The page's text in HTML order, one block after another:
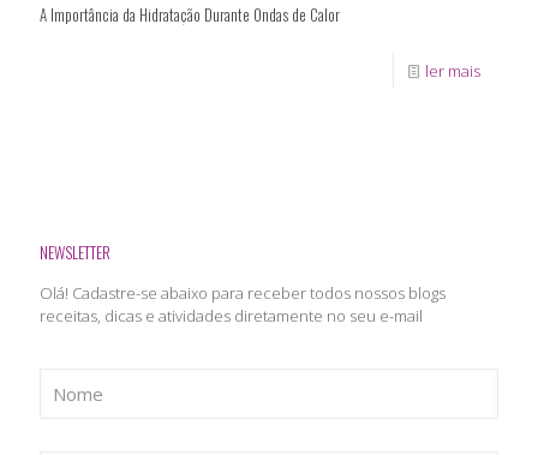
A Importância da Hidratação Durante Ondas de Calor
ler mais
NEWSLETTER
Olá! Cadastre-se abaixo para receber todos nossos blogs
receitas, dicas e atividades diretamente no seu e-mail